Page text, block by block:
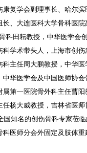
蜂巢HiveChain
助力 | 2018云
和
火
厨
复学会副理事长、哈尔
、大连医科大学骨科医
科田耘教授，中华医学会
学术带头人，上海市创
主任周大鹏教授，中华
华医学会及中国医师协
第一医院骨外科主任曹
杨大威教授，吉林省医
知名的创伤骨科专家莅
医师分会外固定及肢体